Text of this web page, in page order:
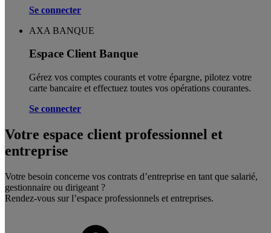
Se connecter
AXA BANQUE
Espace Client Banque
Gérez vos comptes courants et votre épargne, pilotez votre
carte bancaire et effectuez toutes vos opérations courantes.
Se connecter
Votre espace client professionnel et
entreprise
Votre besoin concerne vos contrats d’entreprise en tant que salarié,
gestionnaire ou dirigeant ?
Rendez-vous sur l’espace professionnels et entreprises.